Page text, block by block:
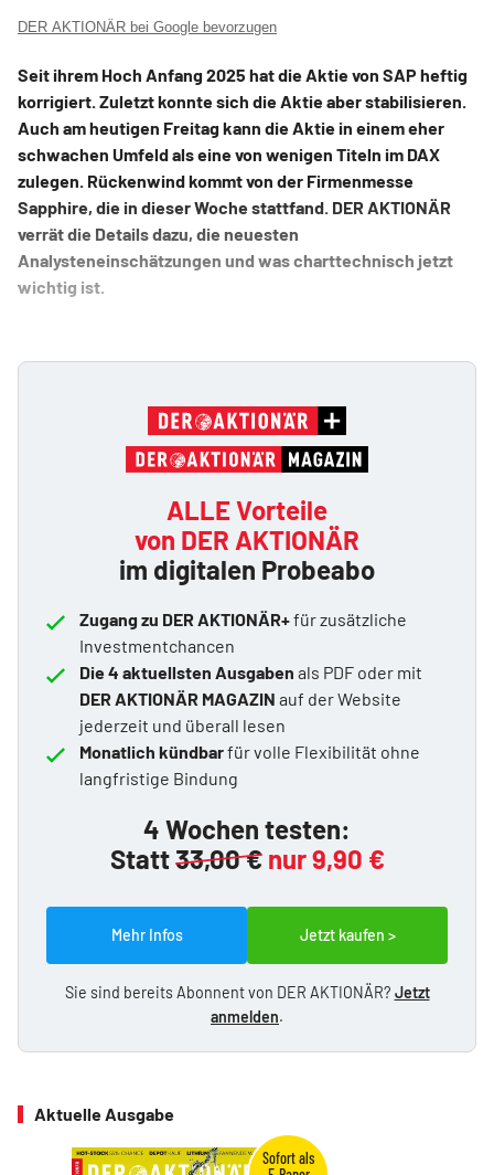
DER AKTIONÄR bei Google bevorzugen
Seit ihrem Hoch Anfang 2025 hat die Aktie von SAP heftig
korrigiert. Zuletzt konnte sich die Aktie aber stabilisieren.
Auch am heutigen Freitag kann die Aktie in einem eher
schwachen Umfeld als eine von wenigen Titeln im DAX
zulegen. Rückenwind kommt von der Firmenmesse
Sapphire, die in dieser Woche stattfand. DER AKTIONÄR
verrät die Details dazu, die neuesten
Analysteneinschätzungen und was charttechnisch jetzt
wichtig ist.
ALLE Vorteile
von DER AKTIONÄR
im digitalen Probeabo
Zugang zu DER AKTIONÄR+für zusätzliche
Investmentchancen
Die 4 aktuellsten Ausgaben als PDF oder mit
DER AKTIONÄR MAGAZIN auf der Website
jederzeit und überall lesen
Monatlich kündbarfür volle Flexibilität ohne
langfristige Bindung
4 Wochen testen:
Statt33,00 € nur 9,90 €
Mehr Infos Jetzt kaufen >
Sie sind bereits Abonnent von DER AKTIONÄR? Jetzt
anmelden.
Aktuelle Ausgabe